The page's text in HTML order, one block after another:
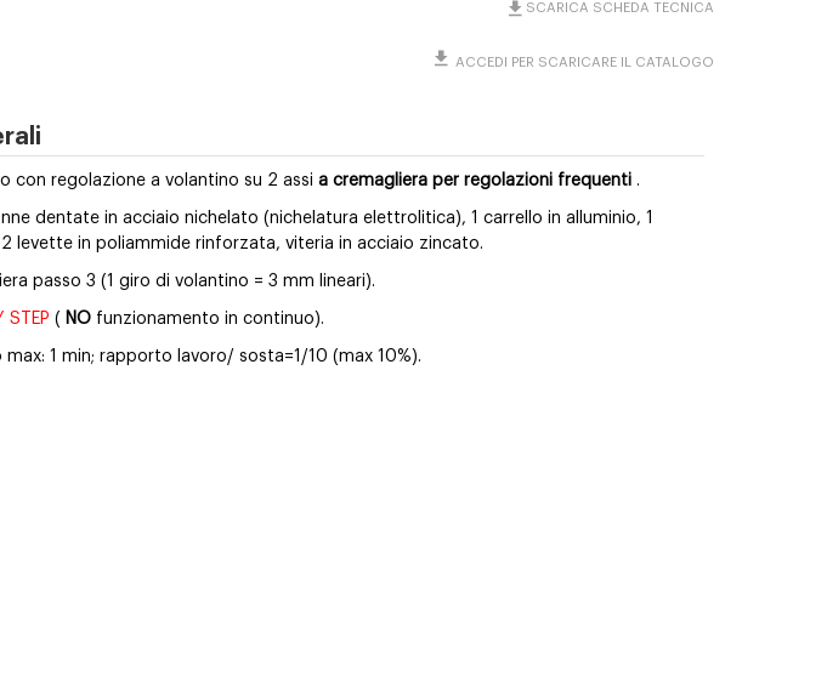
SCARICA SCHEDA TECNICA
ACCEDI PER SCARICARE IL CATALOGO
con regolazione a volantino su 2 assi a cremagliera per regolazioni frequenti .
dentate in acciaio nichelato (nichelatura elettrolitica), 1 carrello in alluminio, 1
levette in poliammide rinforzata, viteria in acciaio zincato.
passo 3 (1 giro di volantino = 3 mm lineari).
STEP ( NO funzionamento in continuo).
max: 1 min; rapporto lavoro/ sosta=1/10 (max 10%).